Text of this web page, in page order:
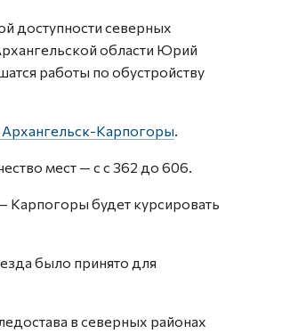
доступности северных
области Юрий
работы по обустройству
Архангельск-Карпогоры.
мест — с с 362 до 606.
Карпогоры будет курсировать
было принято для
в северных районах